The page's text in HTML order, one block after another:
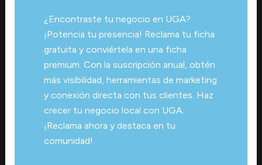
¿Encontraste tu negocio en UGA?
¡Potencia tu presencia! Reclama tu ficha
gratuita y conviértela en una ficha
premium. Con la suscripción anual, obtén
más visibilidad, herramientas de marketing
y conexión directa con tus clientes. Haz
crecer tu negocio local con UGA.
¡Reclama ahora y destaca en tu
comunidad!